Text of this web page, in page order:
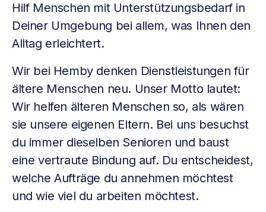
Hilf Menschen mit Unterstützungsbedarf in
Deiner Umgebung bei allem, was Ihnen den
Alltag erleichtert.
Wir bei Hemby denken Dienstleistungen für
ältere Menschen neu. Unser Motto lautet:
Wir helfen älteren Menschen so, als wären
sie unsere eigenen Eltern. Bei uns besuchst
du immer dieselben Senioren und baust
eine vertraute Bindung auf. Du entscheidest,
welche Aufträge du annehmen möchtest
und wie viel du arbeiten möchtest.